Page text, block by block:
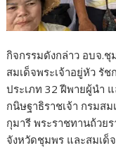
กิจกรรมดังกล่าว อบจ.
สมเด็จพระเจ้าอยู่หัว รั
ประเภท 32 ฝีพายผู้นำ
กนิษฐาธิราชเจ้า กรมส
กุมารี พระราชทานถ้วย
จังหวัดชุมพร และสมเด็